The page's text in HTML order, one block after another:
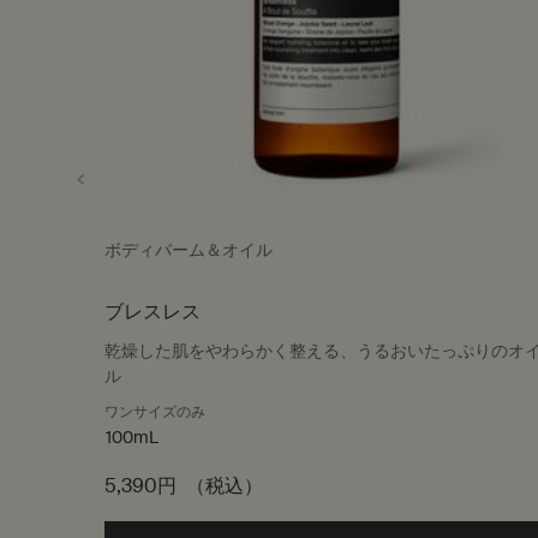
ボディバーム＆オイル
ブレスレス
乾燥した肌をやわらかく整える、うるおいたっぷりのオイ
ル
ワンサイズのみ
100mL
5,390円 （税込）